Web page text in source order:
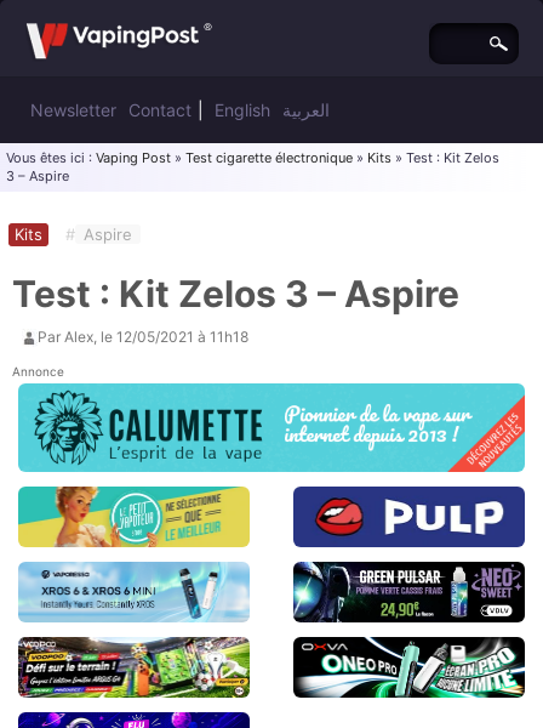
Newsletter Contact English العربية
Vous êtes ici : Vaping Post » Test cigarette électronique » Kits » Test : Kit Zelos
3 – Aspire
Test : Kit Zelos 3 – Aspire
Kits # Aspire
Par Alex, le 12/05/2021 à 11h18
Annonce